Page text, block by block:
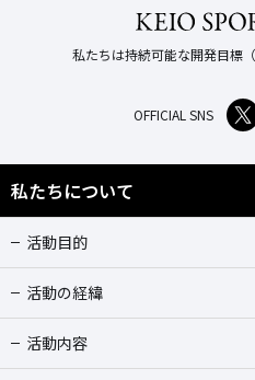
私たちは持続可能な開発目標
OFFICIAL SNS
私たちについて
活動目的
活動の経緯
活動内容